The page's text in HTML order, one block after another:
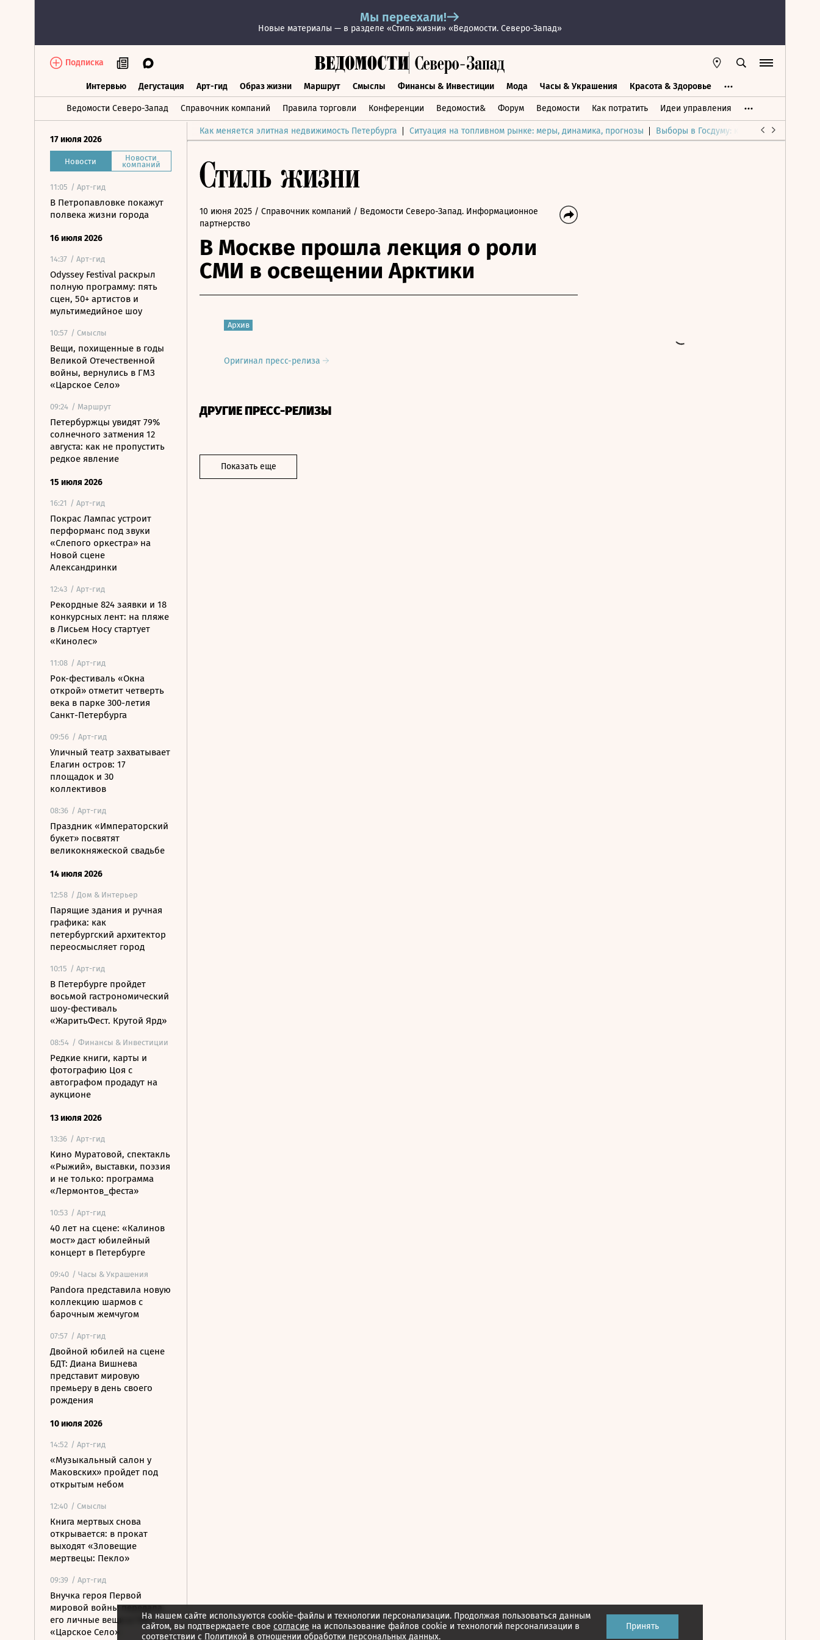
Мы переехали!
Новые материалы — в разделе «Стиль жизни» «Ведомости. Северо-Запад»
Подписка
Интервью Дегустация Арт-гид Образ жизни Маршрут Смыслы Финансы & Инвестиции Мода Часы & Украшения Красота & Здоровье
Ведомости Северо-Запад Справочник компаний Правила торговли Конференции Ведомости& Форум Ведомости Как потратить Идеи управления
Интервью Дегустация Арт-гид Образ жизни Маршрут Смыслы Финансы & Инвестиции Мода Часы & Украшения Дом & Интерьер
Как меняется элитная недвижимость Петербурга Ситуация на топливном рынке: меры, динамика, прогнозы
Выборы в Госдуму: каким был и будет
17 июля 2026
Новости Новости
компаний
11:05 / Арт-гид
В Петропавловке покажут
полвека жизни города
16 июля 2026
14:37 / Арт-гид
Odyssey Festival раскрыл
полную программу: пять
сцен, 50+ артистов и
мультимедийное шоу
10:57 / Смыслы
Вещи, похищенные в годы
Великой Отечественной
войны, вернулись в ГМЗ
«Царское Село»
09:24 / Маршрут
Петербуржцы увидят 79%
солнечного затмения 12
августа: как не пропустить
редкое явление
15 июля 2026
16:21 / Арт-гид
Покрас Лампас устроит
перформанс под звуки
«Слепого оркестра» на
Новой сцене
Александринки
12:43 / Арт-гид
Рекордные 824 заявки и 18
конкурсных лент: на пляже
в Лисьем Носу стартует
«Кинолес»
11:08 / Арт-гид
Рок-фестиваль «Окна
открой» отметит четверть
века в парке 300-летия
Санкт-Петербурга
09:56 / Арт-гид
Уличный театр захватывает
Елагин остров: 17
площадок и 30
коллективов
08:36 / Арт-гид
Праздник «Императорский
букет» посвятят
великокняжеской свадьбе
14 июля 2026
12:58 / Дом & Интерьер
Парящие здания и ручная
графика: как
петербургский архитектор
переосмысляет город
10:15 / Арт-гид
В Петербурге пройдет
восьмой гастрономический
шоу-фестиваль
«ЖаритьФест. Крутой Ярд»
08:54 / Финансы & Инвестиции
Редкие книги, карты и
фотографию Цоя с
автографом продадут на
аукционе
13 июля 2026
13:36 / Арт-гид
Кино Муратовой, спектакль
«Рыжий», выставки, поэзия
и не только: программа
«Лермонтов_феста»
10:53 / Арт-гид
40 лет на сцене: «Калинов
мост» даст юбилейный
концерт в Петербурге
09:40 / Часы & Украшения
Pandora представила новую
коллекцию шармов с
барочным жемчугом
07:57 / Арт-гид
Двойной юбилей на сцене
БДТ: Диана Вишнева
представит мировую
премьеру в день своего
рождения
10 июля 2026
14:52 / Арт-гид
«Музыкальный салон у
Маковских» пройдет под
открытым небом
12:40 / Смыслы
Книга мертвых снова
открывается: в прокат
выходят «Зловещие
мертвецы: Пекло»
09:39 / Арт-гид
Внучка героя Первой
мировой войны передала
его личные вещи в ГМЗ
«Царское Село»
10 июня 2025 / Справочник компаний / Ведомости Северо-Запад. Информационное
партнерство
В Москве прошла лекция о роли
СМИ в освещении Арктики
Архив
Оригинал пресс-релиза
ДРУГИЕ ПРЕСС-РЕЛИЗЫ
Показать еще
На нашем сайте используются cookie-файлы и технологии персонализации. Продолжая пользоваться данным
сайтом, вы подтверждаете свое согласие на использование файлов cookie и технологий персонализации в
соответствии с Политикой в отношении обработки персональных данных.
Принять